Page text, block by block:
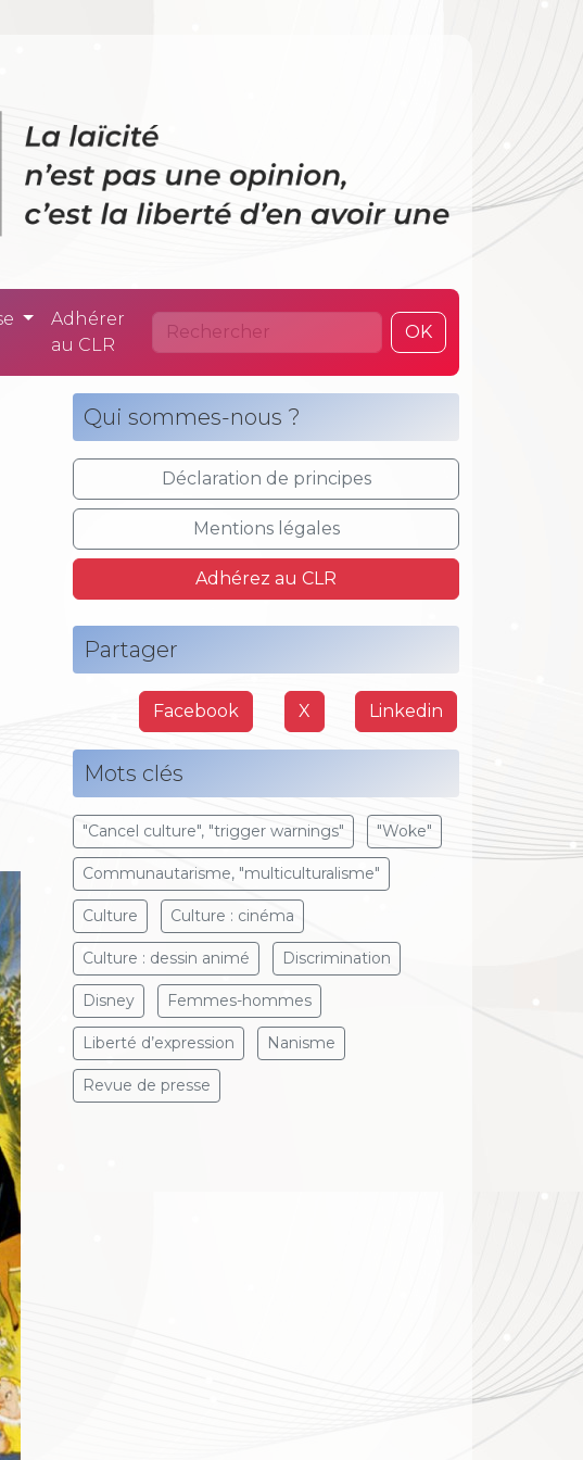
- La laïcité
Adhérer
au CLR
OK
Qui sommes-nous ?
Déclaration de principes
Mentions légales
Adhérez au CLR
Partager
Facebook X Linkedin
Mots clés
"Cancel culture", "trigger warnings" "Woke"
Communautarisme, "multiculturalisme"
Culture Culture : cinéma
Culture : dessin animé Discrimination
Disney Femmes-hommes
Liberté d’expression Nanisme
Revue de presse